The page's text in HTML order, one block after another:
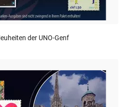
der UNO-Genf